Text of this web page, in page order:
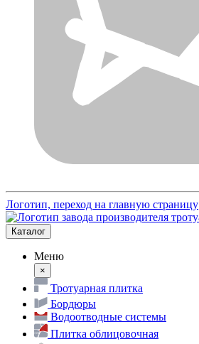
Логотип, переход на главную страницу
Каталог
Меню
×
Тротуарная плитка
Бордюры
Водоотводные системы
Плитка облицовочная